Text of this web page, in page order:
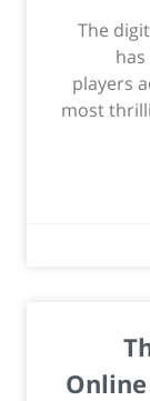
The
players
most